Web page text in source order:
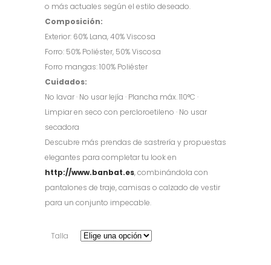
o más actuales según el estilo deseado.
Composición:
Exterior: 60% Lana, 40% Viscosa
Forro: 50% Poliéster, 50% Viscosa
Forro mangas: 100% Poliéster
Cuidados:
No lavar · No usar lejía · Plancha máx. 110°C ·
Limpiar en seco con percloroetileno · No usar
secadora
Descubre más prendas de sastrería y propuestas
elegantes para completar tu look en
http://www.banbat.es, combinándola con
pantalones de traje, camisas o calzado de vestir
para un conjunto impecable.
Talla